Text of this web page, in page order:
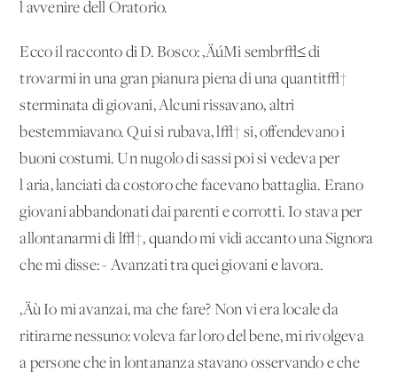
l'avvenire dell'Oratorio.
Ecco il racconto di D. Bosco: ‚ÄúMi sembr√≤ di
trovarmi in una gran pianura piena di una quantit√†
sterminata di giovani, Alcuni rissavano, altri
bestemmiavano. Qui si rubava, l√† si, offendevano i
buoni costumi. Un nugolo di sassi poi si vedeva per
l'aria, lanciati da costoro che facevano battaglia. Erano
giovani abbandonati dai parenti e corrotti. Io stava per
allontanarmi di l√†, quando mi vidi accanto una Signora
che mi disse: - Avanzati tra quei giovani e lavora.
‚Äù Io mi avanzai, ma che fare? Non vi era locale da
ritirarne nessuno: voleva far loro del bene, mi rivolgeva
a persone che in lontananza stavano osservando e che